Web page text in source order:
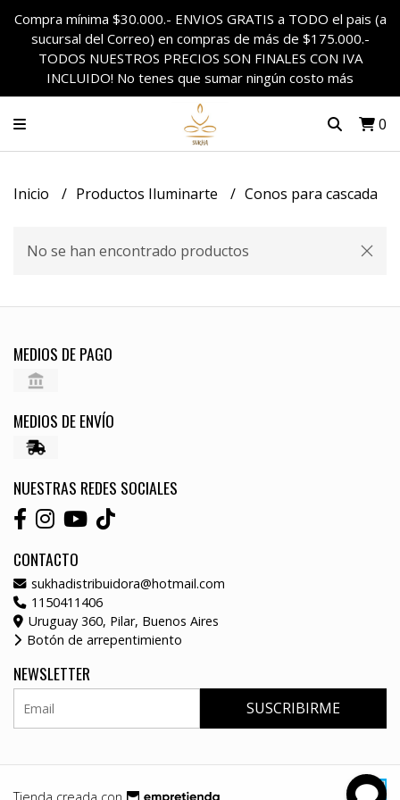
Compra mínima $30.000.- ENVIOS GRATIS a TODO el pais (a
sucursal del Correo) en compras de más de $175.000.-
TODOS NUESTROS PRECIOS SON FINALES CON IVA
INCLUIDO! No tenes que sumar ningún costo más
0
Inicio Productos Iluminarte Conos para cascada
No se han encontrado productos
MEDIOS DE PAGO
MEDIOS DE ENVÍO
NUESTRAS REDES SOCIALES
CONTACTO
sukhadistribuidora@hotmail.com
1150411406
Uruguay 360, Pilar, Buenos Aires
Botón de arrepentimiento
NEWSLETTER
SUSCRIBIRME
Tienda creada con